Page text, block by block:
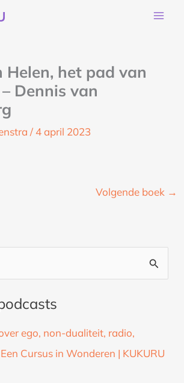
Helen, het pad van
Dennis van
/ 4 april 2023
Volgende boek →
ego, non-dualiteit, radio,
Cursus in Wonderen | KUKURU